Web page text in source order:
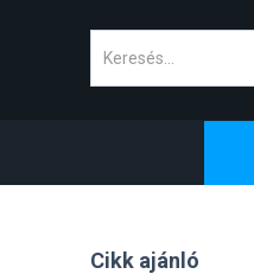
Cikk ajánló